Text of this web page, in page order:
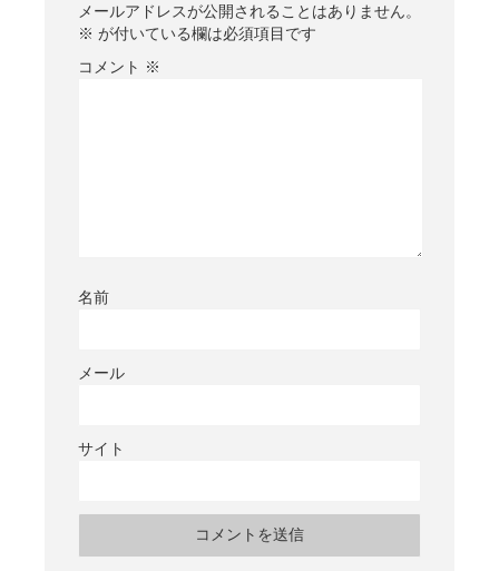
メールアドレスが公開されることはありません。
※ が付いている欄は必須項目です
コメント ※
名前
メール
サイト